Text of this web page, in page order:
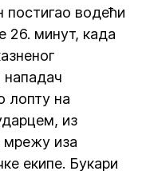
постигао водећи
26. минут, када
нападач
лопту на
из
мрежу иза
екипе. Букари